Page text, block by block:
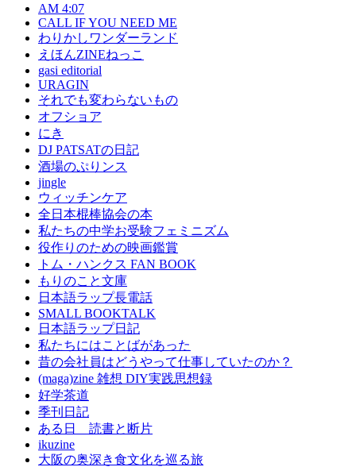
AM 4:07
CALL IF YOU NEED ME
わりかしワンダーランド
えほんZINEねっこ
gasi editorial
URAGIN
それでも変わらないもの
オフショア
にき
DJ PATSATの日記
酒場のぷりンス
jingle
ウィッチンケア
全日本棍棒協会の本
私たちの中学お受験フェミニズム
役作りのための映画鑑賞
トム・ハンクス FAN BOOK
もりのこと文庫
日本語ラップ長電話
SMALL BOOKTALK
日本語ラップ日記
私たちにはことばがあった
昔の会社員はどうやって仕事していたのか？
(maga)zine 雑想 DIY実践思想録
好学茶道
季刊日記
ある日 読書と断片
ikuzine
大阪の奥深き食文化を巡る旅